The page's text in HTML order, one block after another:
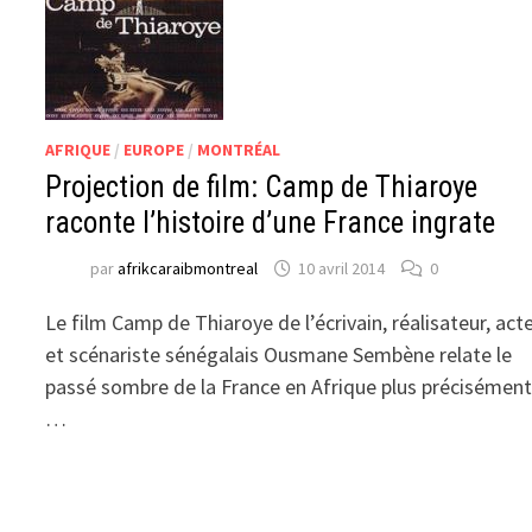
AFRIQUE / EUROPE / MONTRÉAL
Projection de film: Camp de Thiaroye
raconte l’histoire d’une France ingrate
parafrikcaraibmontreal 10 avril 2014 0
Le film Camp de Thiaroye de l’écrivain, réalisateur,
et scénariste sénégalais Ousmane Sembène relate le
passé sombre de la France en Afrique plus précisément
…